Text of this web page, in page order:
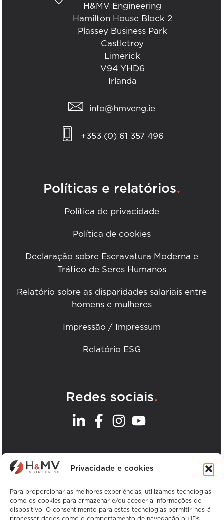
Privacidade e cookies
Para proporcionar as melhores experiências, utilizamos tecnologias
como os cookies para armazenar e/ou aceder a informações do
dispositivo. O consentimento para estas tecnologias permitir-nos-á
H&MV Engineering
Hamilton House Block 2
Plassey Business Park
Castletroy
Limerick
V94 YHD6
Irlanda
info@hmveng.ie
+353 (0) 61 357 496
Políticas e relatórios.
Política de privacidade
Política de cookies
Declaração sobre Escravatura Moderna e
Tráfico de Seres Humanos
Relatório sobre as disparidades salariais entre
homens e mulheres
Impressão / Impressum
Relatório ESG
Redes sociais.
Os nossos escritórios .